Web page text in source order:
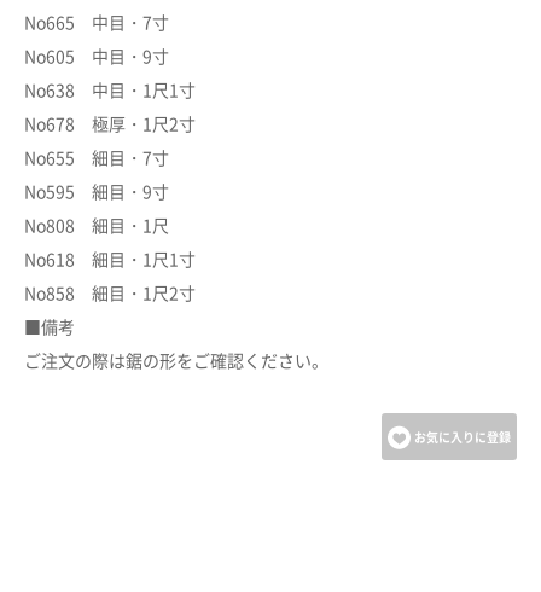
お買い物を続ける
No665 中目・7寸
No605 中目・9寸
No638 中目・1尺1寸
No678 極厚・1尺2寸
No655 細目・7寸
No595 細目・9寸
No808 細目・1尺
No618 細目・1尺1寸
No858 細目・1尺2寸
■備考
ご注文の際は鋸の形をご確認ください。
お気に入りに登録